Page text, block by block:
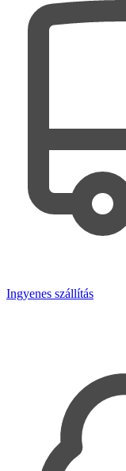
Ingyenes szállítás